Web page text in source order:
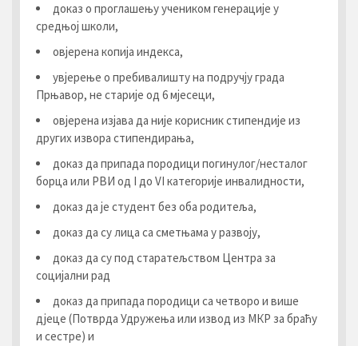
доказ о проглашењу учеником генерације у
средњој школи,
овјерена копија индекса,
увјерење о пребивалишту на подручју града
Прњавор, не старије од 6 мјесеци,
овјерена изјава да није корисник стипендије из
других извора стипендирања,
доказ да припада породици погинулог/несталог
борца или РВИ од I до VI категорије инвалидности,
доказ да је студент без оба родитеља,
доказ да су лица са сметњама у развоју,
доказ да су под старатељством Центра за
социјални рад
доказ да припада породици са четворо и више
дјеце (Потврда Удружења или извод из МКР за браћу
и сестре) и